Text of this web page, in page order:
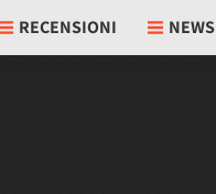
RECENSIONI NEWS